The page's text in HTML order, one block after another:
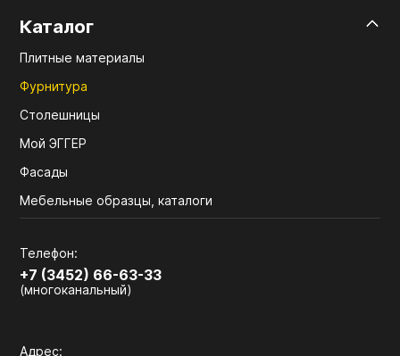
Каталог
Плитные материалы
Фурнитура
Столешницы
Мой ЭГГЕР
Фасады
Мебельные образцы, каталоги
Телефон:
+7 (3452) 66-63-33
(многоканальный)
Адрес: